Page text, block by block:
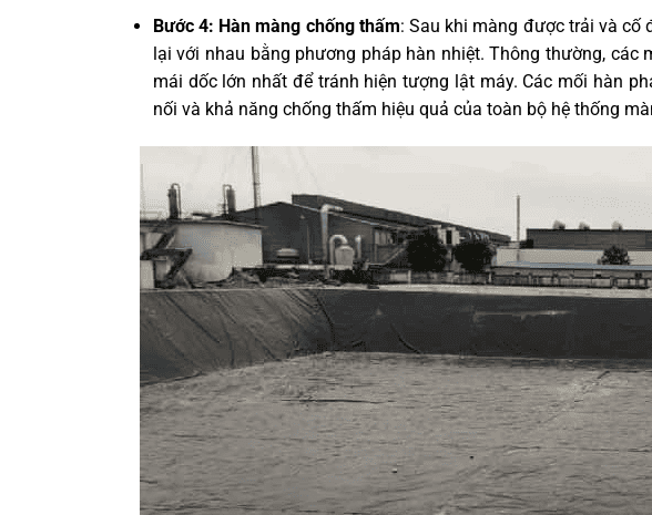
Bước 4: Hàn màng chống thấm: Sau khi màng được trải và cố
lại với nhau bằng phương pháp hàn nhiệt. Thông thường,
mái dốc lớn nhất để tránh hiện tượng lật máy. Các mối hàn
nối và khả năng chống thấm hiệu quả của toàn bộ hệ thống